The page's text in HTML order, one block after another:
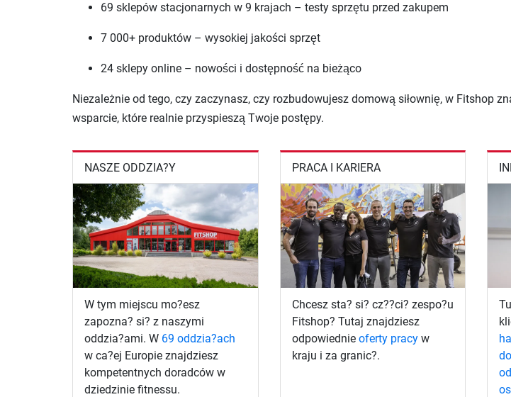
69 sklepów stacjonarnych w 9 krajach – testy sprzętu przed zakupem
7 000+ produktów – wysokiej jakości sprzęt
24 sklepy online – nowości i dostępność na bieżąco
Niezależnie od tego, czy zaczynasz, czy rozbudowujesz domową siłownię, w Fitshop
wsparcie, które realnie przyspieszą Twoje postępy.
NASZE ODDZIA?Y
W tym miejscu mo?esz
zapozna? si? z naszymi
oddzia?ami. W 69 oddzia?ach
w ca?ej Europie znajdziesz
kompetentnych doradców w
dziedzinie fitnessu.
PRACA I KARIERA
Chcesz sta? si? cz??ci? zespo?u
Fitshop? Tutaj znajdziesz
odpowiednie oferty pracyw
kraju i za granic?.